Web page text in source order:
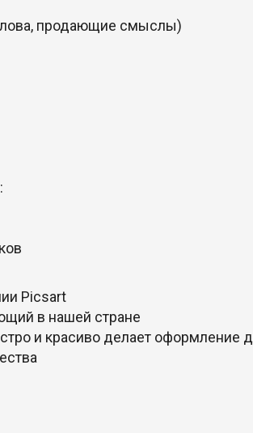
продающие смыслы)
Piсsart
в нашей стране
и красиво делает оформление